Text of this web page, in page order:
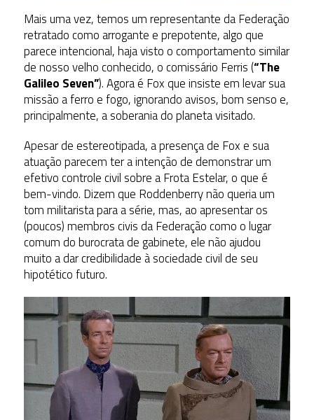
Mais uma vez, temos um representante da Federação
retratado como arrogante e prepotente, algo que
parece intencional, haja visto o comportamento similar
de nosso velho conhecido, o comissário Ferris (“The
Galileo Seven”). Agora é Fox que insiste em levar sua
missão a ferro e fogo, ignorando avisos, bom senso e,
principalmente, a soberania do planeta visitado.
Apesar de estereotipada, a presença de Fox e sua
atuação parecem ter a intenção de demonstrar um
efetivo controle civil sobre a Frota Estelar, o que é
bem-vindo. Dizem que Roddenberry não queria um
tom militarista para a série, mas, ao apresentar os
(poucos) membros civis da Federação como o lugar
comum do burocrata de gabinete, ele não ajudou
muito a dar credibilidade à sociedade civil de seu
hipotético futuro.